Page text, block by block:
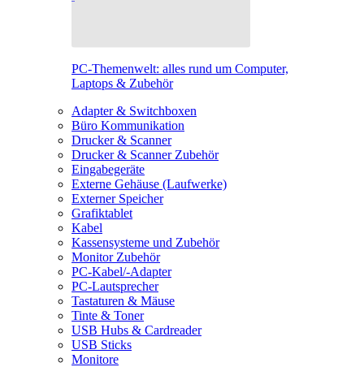
PC-Themenwelt: alles rund um Computer,
Laptops & Zubehör
Adapter & Switchboxen
Büro Kommunikation
Drucker & Scanner
Drucker & Scanner Zubehör
Eingabegeräte
Externe Gehäuse (Laufwerke)
Externer Speicher
Grafiktablet
Kabel
Kassensysteme und Zubehör
Monitor Zubehör
PC-Kabel/-Adapter
PC-Lautsprecher
Tastaturen & Mäuse
Tinte & Toner
USB Hubs & Cardreader
USB Sticks
Monitore